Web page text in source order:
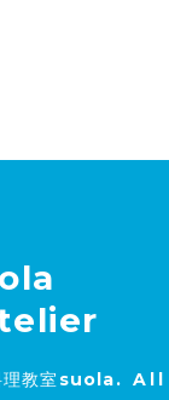
教室suola. All